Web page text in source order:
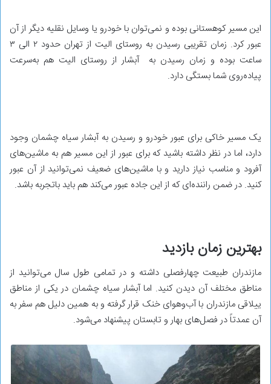
این مسیر کوهستانی بوده و نمی‌توان با خودرو یا وسایل نقلیه دیگر از آن
عبور کرد. زمان تقریبی رسیدن به روستای الیت از تهران حدود ۲ الی ۳
ساعت بوده و زمان رسیدن به آبشار از روستای الیت هم به‌سرعت
پیاده‌روی شما بستگی دارد.
یک مسیر خاکی برای عبور خودرو و رسیدن به آبشار سیاه چشمان وجود
دارد، اما در نظر داشته باشید که برای عبور از این مسیر هم به ماشین‌های
آفرود و مناسب نیاز دارید و با ماشین‌های ضعیف نمی‌توانید از آن عبور
کنید. در ضمن راننده‌ای که از این جاده عبور می‌کند هم باید باتجربه باشد.
بهترین زمان بازدید
مازندران طبیعت چهارفصلی داشته و در تمامی طول سال می‌توانید از
مناطق مختلف آن دیدن کنید. اما آبشار سیاه چشمان در یکی از مناطق
ییلاقی مازندران با آب‌وهوای خنک قرار گرفته و به همین دلیل هم سفر به
آن عمدتاً در فصل‌های بهار و تابستان پیشنهاد می‌شود.